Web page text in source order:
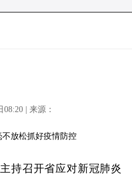
08:20 | 来源：
放松抓好疫情防控
召开省应对新冠肺炎